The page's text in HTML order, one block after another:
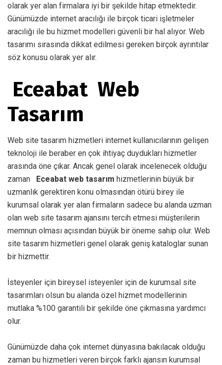
olarak yer alan firmalara iyi bir şekilde hitap etmektedir.
Günümüzde internet aracılığı ile birçok ticari işletmeler
aracılığı ile bu hizmet modelleri güvenli bir hal alıyor. Web
tasarımı sırasında dikkat edilmesi gereken birçok ayrıntılar
söz konusu olarak yer alır.
Eceabat Web
Tasarım
Web site tasarım hizmetleri internet kullanıcılarının gelişen
teknoloji ile beraber en çok ihtiyaç duydukları hizmetler
arasında öne çıkar. Ancak genel olarak incelenecek olduğu
zaman
Eceabat web tasarım hizmetlerinin büyük bir
uzmanlık gerektiren konu olmasından ötürü birey ile
kurumsal olarak yer alan firmaların sadece bu alanda uzman
olan web site tasarım ajansını tercih etmesi müşterilerin
memnun olması açısından büyük bir öneme sahip olur. Web
site tasarım hizmetleri genel olarak geniş kataloglar sunan
bir hizmettir.
İsteyenler için bireysel isteyenler için de kurumsal site
tasarımları olsun bu alanda özel hizmet modellerinin
mutlaka %100 garantili bir şekilde öne çıkmasına yardımcı
olur.
Günümüzde daha çok internet dünyasına bakılacak olduğu
zaman bu hizmetleri veren birçok farklı ajansın kurumsal